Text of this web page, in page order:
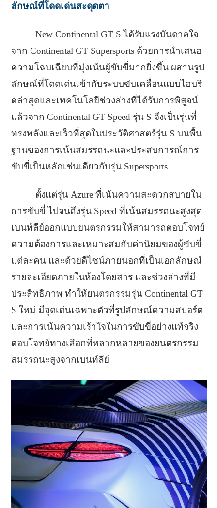
ลักษณ์ที่โดดเด่นสะดุดตา
New Continental GT S ได้รับแรงบันดาลใจ
จาก Continental GT Supersports ด้วยการนำเสนอ
ความโฉบเฉียบที่มุ่งเน้นผู้ขับขี่มากยิ่งขึ้น ผสานรูป
ลักษณ์ที่โดดเด่นเข้ากับระบบขับเคลื่อนแบบไฮบริ
ดล่าสุดและเทคโนโลยีช่วงล่างที่ได้รับการพิสูจน์
แล้วจาก Continental GT Speed รุ่น S จึงเป็นรุ่นที่
ทรงพลังและเร็วที่สุดในประวัติศาสตร์รุ่น S บนพื้น
ฐานของการเน้นสมรรถนะและประสบการณ์การ
ขับขี่เป็นหลักเช่นเดียวกับรุ่น Supersports
ตั้งแต่รุ่น Azure ที่เน้นความสะดวกสบายใน
การขับขี่ ไปจนถึงรุ่น Speed ที่เน้นสมรรถนะสูงสุด
เบนท์ลีย์ออกแบบยนตรกรรมให้สามารถตอบโจทย์
ความต้องการและเหมาะสมกับค่านิยมของผู้ขับขี่
แต่ละคน และด้วยดีไซน์ภายนอกที่เป็นเอกลักษณ์
รายละเอียดภายในห้องโดยสาร และช่วงล่างที่มี
ประสิทธิภาพ ทำให้ยนตรกรรมรุ่น Continental GT
S ใหม่ มีจุดเด่นเฉพาะตัวที่รูปลักษณ์ความสปอร์ต
และการเน้นความเร้าใจในการขับขี่อย่างแท้จริง
ตอบโจทย์ทางเลือกที่หลากหลายของยนตรกรรม
สมรรถนะสูงจากเบนท์ลีย์